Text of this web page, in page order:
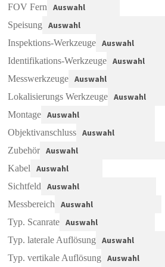
FOV Fern
Speisung
Inspektions-Werkzeuge
Identifikations-Werkzeuge
Messwerkzeuge
Lokalisierungs Werkzeuge
Montage
Objektivanschluss
Zubehör
Kabel
Sichtfeld
Messbereich
Typ. Scanrate
Typ. laterale Auflösung
Typ. vertikale Auflösung